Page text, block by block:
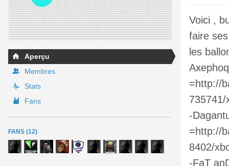
Aperçu
Membres
Stats
Fans
FANS (12)
Voici ,
faire
les
=http://
735741/
-
=http://
8402/
-FaT